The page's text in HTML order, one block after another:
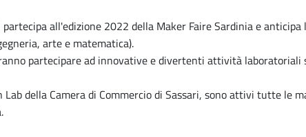
all'edizione 2022 della Maker Faire Sardinia e
arte e matematica).
partecipare ad innovative e divertenti attività laboratoriali
della Camera di Commercio di Sassari, sono attivi tutte le